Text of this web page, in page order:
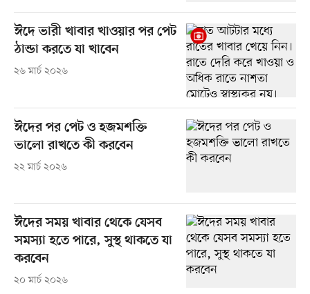
ঈদে ভারী খাবার খাওয়ার পর পেট
ঠান্ডা করতে যা খাবেন
২৬ মার্চ ২০২৬
ঈদের পর পেট ও হজমশক্তি
ভালো রাখতে কী করবেন
২২ মার্চ ২০২৬
ঈদের সময় খাবার থেকে যেসব
সমস্যা হতে পারে, সুস্থ থাকতে যা
করবেন
২০ মার্চ ২০২৬